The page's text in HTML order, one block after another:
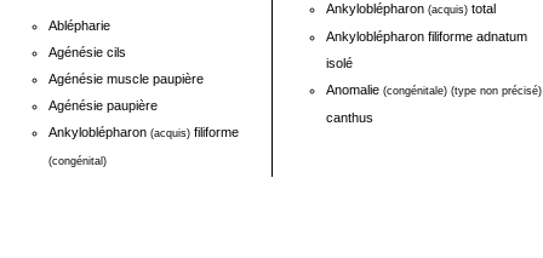
Ablépharie
Agénésie cils
Agénésie muscle paupière
Agénésie paupière
Ankyloblépharon (acquis) filiforme
(congénital)
Ankyloblépharon (acquis) total
Ankyloblépharon filiforme adnatum
isolé
Anomalie (congénitale) (type non précisé)
canthus